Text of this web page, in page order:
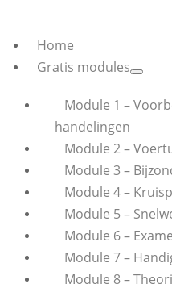
Home
Gratis modules
Module 1 –
handelingen
Module 2 –
Module 3 –
Module 4 –
Module 5 –
Module 6 –
Module 7 –
Module 8 –